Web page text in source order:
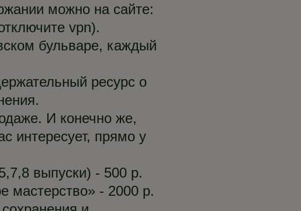
можно на сайте:
vpn).
бульваре, каждый
ресурс о
И конечно же,
интересует, прямо у
выпуски) - 500 р.
мастерство» - 2000 р.